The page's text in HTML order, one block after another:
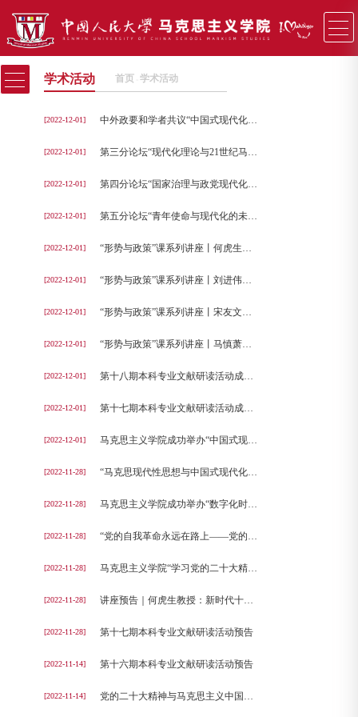
学术活动 首页 学术活动
[2022-12-01] 中外政要和学者共议“中国式现代化与人类文明新形态”｜第三届“中国共产党与世界”国际学术会议召开
[2022-12-01] 第三分论坛“现代化理论与21世纪马克思主义”成功举办
[2022-12-01] 第四分论坛“国家治理与政党现代化”成功举办
[2022-12-01] 第五分论坛“青年使命与现代化的未来”成功举办
[2022-12-01] “形势与政策”课系列讲座丨何虎生教授主讲《新时代十年的伟大变革和里程碑意义》
[2022-12-01] “形势与政策”课系列讲座丨刘进伟副教授主讲《自我革命：党跳出历史周期率的第二个答案》
[2022-12-01] “形势与政策”课系列讲座丨宋友文教授主讲《中国式现代化与创造人类文明新形态》
[2022-12-01] “形势与政策”课系列讲座丨马慎萧副教授主讲《以新发展理念引领高质量发展、构建新发展格局》
[2022-12-01] 第十八期本科专业文献研读活动成功举办
[2022-12-01] 第十七期本科专业文献研读活动成功举办
[2022-12-01] 马克思主义学院成功举办“中国式现代化道路与马克思主义中国化时代化暨学习贯彻党的二十大精神”学术研讨会
[2022-11-28] “马克思现代性思想与中国式现代化的学理探索”学术研讨会成功举办
[2022-11-28] 马克思主义学院成功举办“数字化时代与社会治理”学术研讨会
[2022-11-28] “党的自我革命永远在路上——党的二十大精神学习研讨会”成功举办
[2022-11-28] 马克思主义学院“学习党的二十大精神，推进中国式现代化”系列讲座
[2022-11-28] 讲座预告｜何虎生教授：新时代十年的伟大变革和里程碑意义
[2022-11-28] 第十七期本科专业文献研读活动预告
[2022-11-14] 第十六期本科专业文献研读活动预告
[2022-11-14] 党的二十大精神与马克思主义中国化时代化——第五届全国高校马克思主义理论及相关学科研究生学术论坛征稿通知